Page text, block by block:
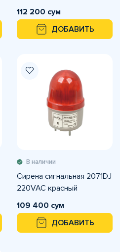
112 200 сум
ДОБАВИТЬ
В наличии
Сирена сигнальная 2071DJ
220VAC красный
109 400 сум
ДОБАВИТЬ